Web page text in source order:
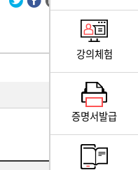
강의체험
증명서발급